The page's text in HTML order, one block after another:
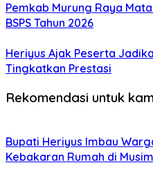
Pemkab Murung Raya
BSPS Tahun 2026
Heriyus Ajak Peserta
Tingkatkan Prestasi
Rekomendasi untuk
Bupati Heriyus Imbau
Kebakaran Rumah di